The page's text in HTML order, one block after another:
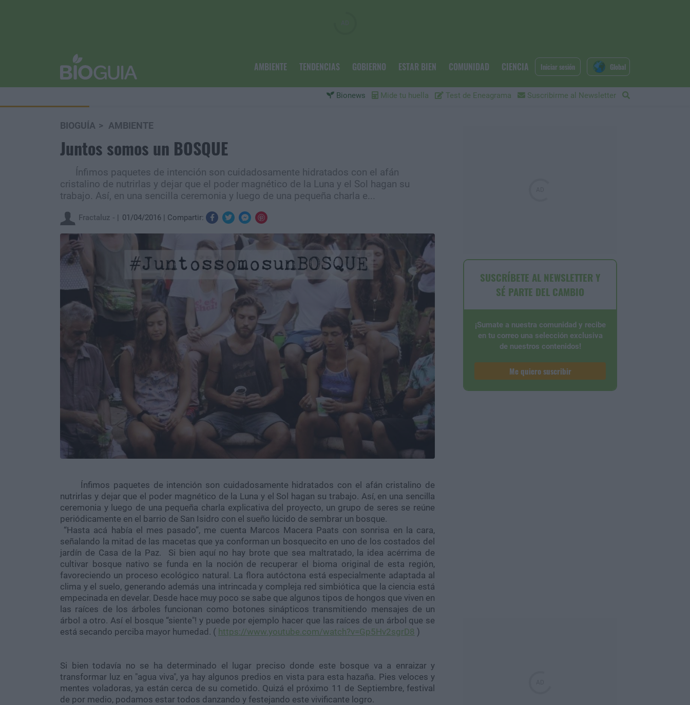
AMBIENTE TENDENCIAS GOBIERNO ESTAR BIEN COMUNIDAD CIENCIA
Bionews Mide tu huella Test de Eneagrama Suscribirme al Newsletter
Iniciar sesión Global
BIOGUÍA AMBIENTE
Juntos somos un BOSQUE
Ínfimos paquetes de intención son cuidadosamente hidratados con el afán
cristalino de nutrirlas y dejar que el poder magnético de la Luna y el Sol hagan su
trabajo. Así, en una sencilla ceremonia y luego de una pequeña charla e...
Fractaluz - 01/04/2016 Compartir:
Ínfimos paquetes de intención son cuidadosamente hidratados con el afán cristalino de
nutrirlas y dejar que el poder magnético de la Luna y el Sol hagan su trabajo. Así, en una sencilla
ceremonia y luego de una pequeña charla explicativa del proyecto, un grupo de seres se reúne
periódicamente en el barrio de San Isidro con el sueño lúcido de sembrar un bosque.
“Hasta acá había el mes pasado”, me cuenta Marcos Macera Paats con sonrisa en la cara,
señalando la mitad de las macetas que ya conforman un bosquecito en uno de los costados del
jardín de Casa de la Paz. Si bien aquí no hay brote que sea maltratado, la idea acérrima de
cultivar bosque nativo se funda en la noción de recuperar el bioma original de esta región,
favoreciendo un proceso ecológico natural. La flora autóctona está especialmente adaptada al
clima y el suelo, generando además una intrincada y compleja red simbiótica que la ciencia está
empecinada en develar. Desde hace muy poco se sabe que algunos tipos de hongos que viven en
las raíces de los árboles funcionan como botones sinápticos transmitiendo mensajes de un
árbol a otro. Así el bosque “siente"! y puede por ejemplo hacer que las raíces de un árbol que se
está secando perciba mayor humedad. ( https://www.youtube.com/watch?v=Gp5Hv2sgrD8 )
Si bien todavía no se ha determinado el lugar preciso donde este bosque va a enraizar y
transformar luz en "agua viva", ya hay algunos predios en vista para esta hazaña. Pies veloces y
mentes voladoras, ya están cerca de su cometido. Quizá el próximo 11 de Septiembre, festival
de por medio, podamos estar todos danzando y festejando este vivificante logro.
SUSCRÍBETE AL NEWSLETTER Y
SÉ PARTE DEL CAMBIO
¡Sumate a nuestra comunidad y recibe
en tu correo una selección exclusiva
de nuestros contenidos!
Me quiero suscribir